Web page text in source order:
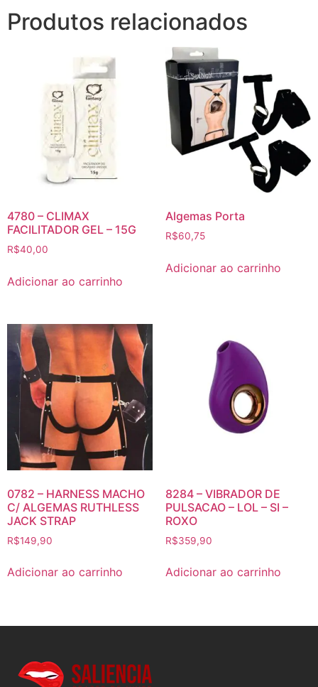
Produtos relacionados
4780 – CLIMAX
FACILITADOR GEL – 15G
R$40,00
Adicionar ao carrinho
Algemas Porta
R$60,75
Adicionar ao carrinho
0782 – HARNESS MACHO
C/ ALGEMAS RUTHLESS
JACK STRAP
R$149,90
Adicionar ao carrinho
8284 – VIBRADOR DE
PULSACAO – LOL – SI –
ROXO
R$359,90
Adicionar ao carrinho